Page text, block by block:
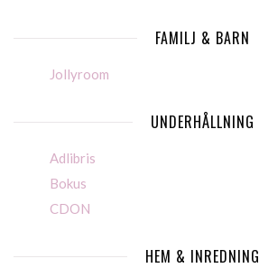
FAMILJ & BARN
Jollyroom
UNDERHÅLLNING
Adlibris
Bokus
CDON
HEM & INREDNING